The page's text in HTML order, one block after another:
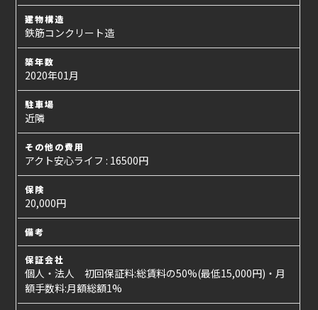
建物構造
鉄筋コンクリート造
築年数
2020年01月
駐車場
近隣
その他の費用
アクト安心ライフ : 16500円
保険
20,000円
備考
保証会社
個人・法人 初回保証料:総賃料の50%(最低15,000円)・月
額手数料:月額総額1%